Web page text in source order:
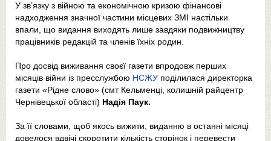
У зв’язку з війною та економічною кризою фінансові
надходження значної частини місцевих ЗМІ настільки
впали, що видання виходять лише завдяки подвижництву
працівників редакцій та членів їхніх родин.
Про досвід виживання своєї газети впродовж перших
місяців війни із пресслужбою НСЖУ поділилася директорка
газети «Рідне слово» (смт Кельменці, колишній райцентр
Чернівецької області) Надія Паук.
За її словами, щоб якось вижити, виданню в останні місяці
довелося вдвічі скоротити кількість сторінок і перевести